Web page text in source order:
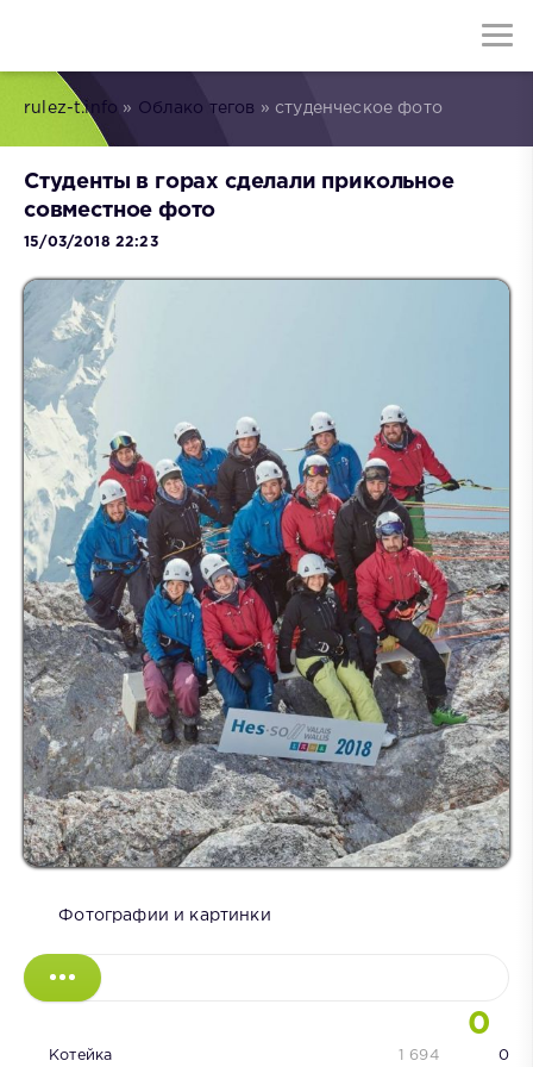
rulez-t.info » Облако тегов » студенческое фото
Студенты в горах сделали прикольное
совместное фото
15/03/2018 22:23
Фотографии и картинки
0
Котейка 0
1 694